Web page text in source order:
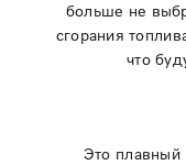
больше не
сгорания
что
Это